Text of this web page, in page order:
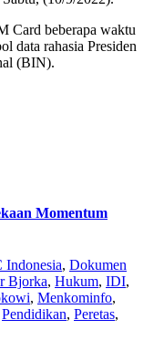
Card beberapa waktu
data rahasia Presiden
(BIN).
Momentum
, Dokumen
Bjorka, Hukum, IDI,
, Menkominfo,
Pendidikan, Peretas,